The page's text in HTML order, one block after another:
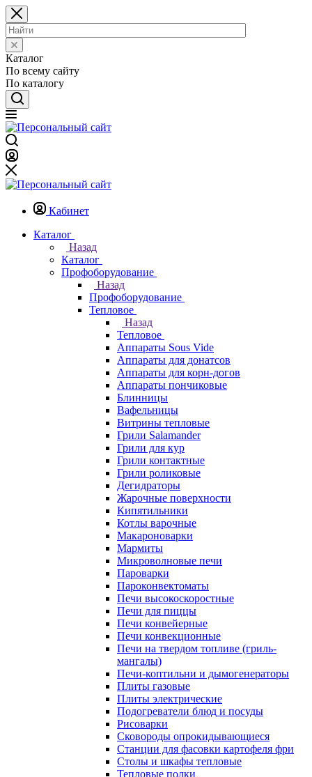
Каталог
По всему сайту
По каталогу
Кабинет
Каталог
Назад
Каталог
Профоборудование
Назад
Профоборудование
Тепловое
Назад
Тепловое
Аппараты Sous Vide
Аппараты для донатсов
Аппараты для корн-догов
Аппараты пончиковые
Блинницы
Вафельницы
Витрины тепловые
Грили Salamander
Грили для кур
Грили контактные
Грили роликовые
Дегидраторы
Жарочные поверхности
Кипятильники
Котлы варочные
Макароноварки
Мармиты
Микроволновые печи
Пароварки
Пароконвектоматы
Печи высокоскоростные
Печи для пиццы
Печи конвейерные
Печи конвекционные
Печи на твердом топливе (гриль-
мангалы)
Печи-коптильни и дымогенераторы
Плиты газовые
Плиты электрические
Подогреватели блюд и посуды
Рисоварки
Сковороды опрокидывающиеся
Станции для фасовки картофеля фри
Столы и шкафы тепловые
Тепловые полки